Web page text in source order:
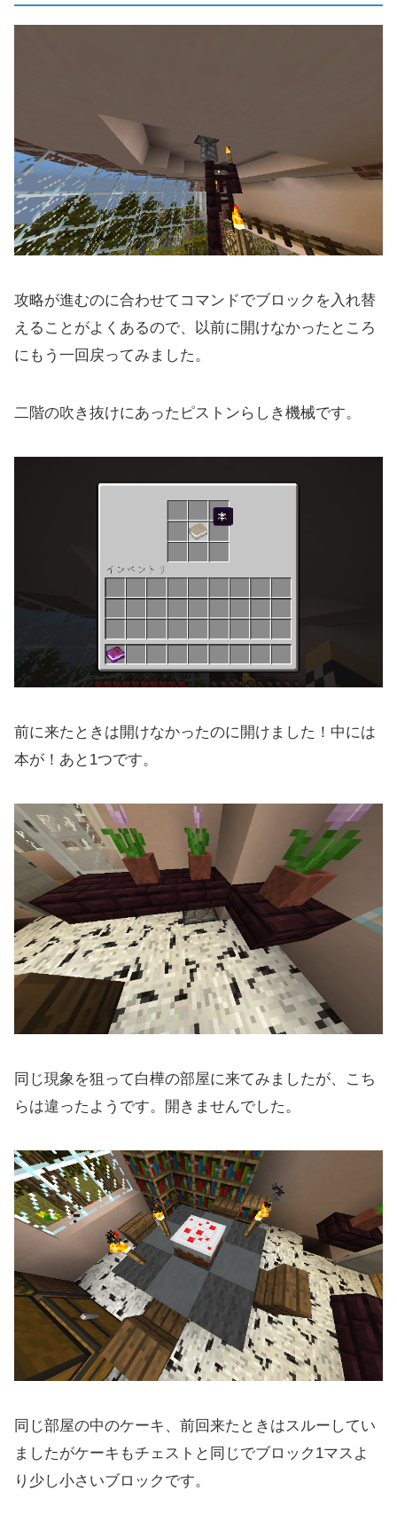
攻略が進むのに合わせてコマンドでブロックを入れ替
えることがよくあるので、以前に開けなかったところ
にもう一回戻ってみました。
二階の吹き抜けにあったピストンらしき機械です。
前に来たときは開けなかったのに開けました！中には
本が！あと1つです。
同じ現象を狙って白樺の部屋に来てみましたが、こち
らは違ったようです。開きませんでした。
同じ部屋の中のケーキ、前回来たときはスルーしてい
ましたがケーキもチェストと同じでブロック1マスよ
り少し小さいブロックです。